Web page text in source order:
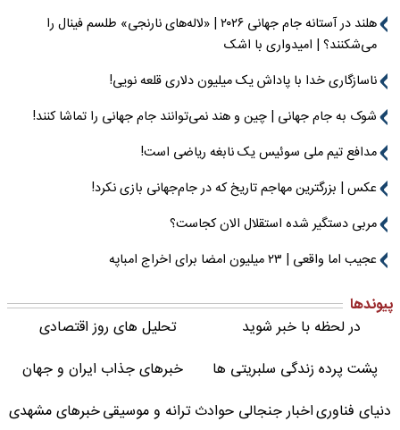
هلند در آستانه جام جهانی ۲۰۲۶ | «لاله‌های نارنجی» طلسم فینال را
می‌شکنند؟ | امیدواری با اشک
ناسازگاری خدا با پاداش یک میلیون دلاری قلعه نویی!
شوک به جام جهانی | چین و هند نمی‌توانند جام جهانی را تماشا کنند!
مدافع تیم ملی سوئیس یک نابغه ریاضی است!
عکس | بزرگترین مهاجم تاریخ که در جام‌جهانی بازی نکرد!
مربی دستگیر شده استقلال الان کجاست؟
عجیب اما واقعی | ۲۳ میلیون امضا برای اخراج امباپه
پیوندها
در لحظه با خبر شوید
تحلیل های روز اقتصادی
پشت پرده زندگی سلبریتی ها
خبرهای جذاب ایران و جهان
دنیای فناوریاخبار جنجالی حوادثترانه و موسیقیخبرهای مشهدی